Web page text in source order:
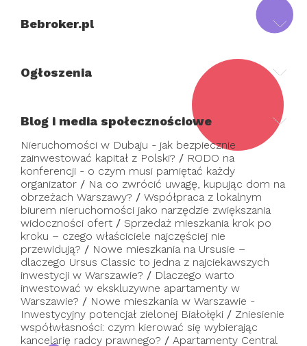
Bebroker.pl
Ogłoszenia
Blog i media społecznościowe
Nieruchomości w Dubaju - jak bezpiecznie
zainwestować kapitał z Polski? / RODO na
konferencji - o czym musi pamiętać każdy
organizator / Na co zwrócić uwagę, kupując dom na
obrzeżach Warszawy? / Współpraca z lokalnym
biurem nieruchomości jako narzędzie zwiększania
widoczności ofert / Sprzedaż mieszkania krok po
kroku – czego właściciele najczęściej nie
przewidują? / Nowe mieszkania na Ursusie –
dlaczego Ursus Classic to jedna z najciekawszych
inwestycji w Warszawie? / Dlaczego warto
inwestować w ekskluzywne apartamenty w
Warszawie? / Nowe mieszkania w Warszawie -
Inwestycyjny potencjał zielonej Białołęki / Zniesienie
współwłasności: czym kierować się wybierając
kancelarię radcy prawnego? / Apartamenty Central